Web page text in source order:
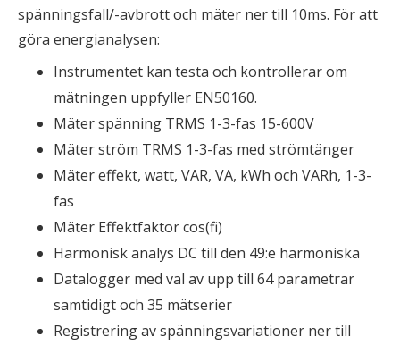
spänningsfall/-avbrott och mäter ner till 10ms. För att
göra energianalysen:
Instrumentet kan testa och kontrollerar om
mätningen uppfyller EN50160.
Mäter spänning TRMS 1-3-fas 15-600V
Mäter ström TRMS 1-3-fas med strömtänger
Mäter effekt, watt, VAR, VA, kWh och VARh, 1-3-
fas
Mäter Effektfaktor cos(fi)
Harmonisk analys DC till den 49:e harmoniska
Datalogger med val av upp till 64 parametrar
samtidigt och 35 mätserier
Registrering av spänningsvariationer ner till